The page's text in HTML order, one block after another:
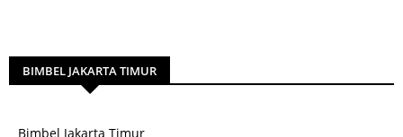
BIMBEL JAKARTA TIMUR
Bimbel Jakarta Timur